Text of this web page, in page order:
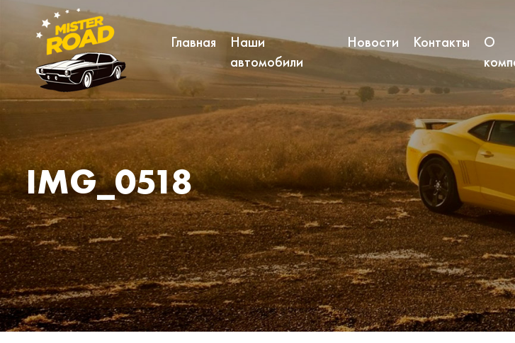
Главная
Наши
автомобили
Новости Контакты
О
IMG_0518